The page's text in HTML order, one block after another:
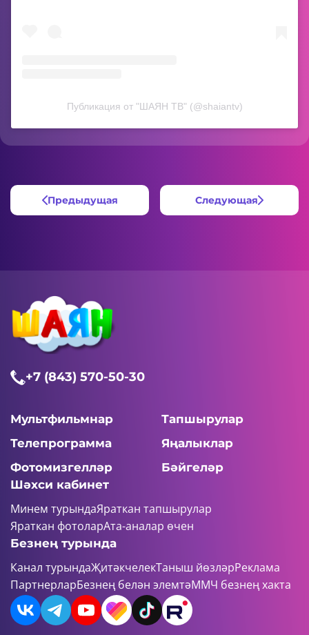
Публикация от "ШАЯН ТВ" (@shaiantv)
Предыдущая Следующая
+7 (843) 570-50-30
Мультфильмнар
Тапшырулар
Телепрограмма
Яңалыклар
Фотомизгелләр
Бәйгеләр
Шәхси кабинет
Минем турындаЯраткан тапшырулар
Яраткан фотоларАта-аналар өчен
Безнең турында
Канал турындаҖитәкчелекТаныш йөзләрРеклама
ПартнерларБезнең белән элемтәММЧ безнең хакта